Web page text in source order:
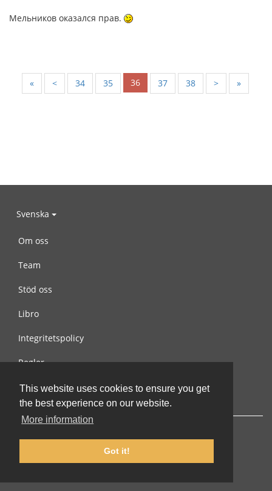
This website uses cookies to ensure you get
the best experience on our website.
More information
Got it!
Мельников оказался прав.
« < 34 35 36 37 38 > »
Svenska
Om oss
Team
Stöd oss
Libro
Integritetspolicy
Regler
Kontakta oss
© 2002-2026 lernu.net |Impressum